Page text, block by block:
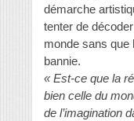
démarche
tenter de
monde sans que
bannie.
« Est-ce que la
bien celle du
de l’imagination